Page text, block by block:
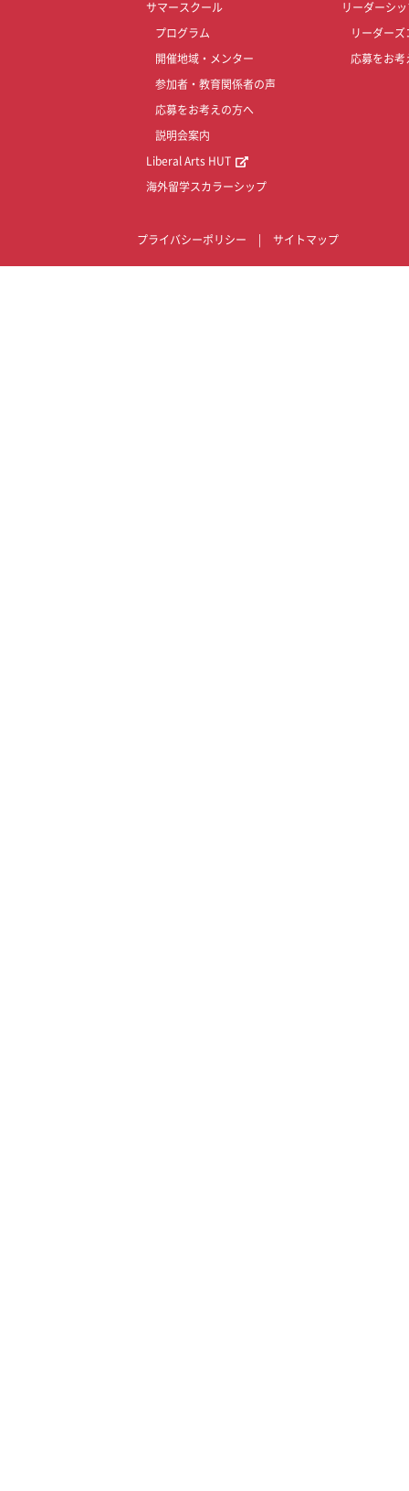
サマースクール
プログラム
開催地域・メンター
参加者・教育関係者の声
応募をお考えの方へ
説明会案内
Liberal Arts HUT
海外留学スカラーシップ
リーダーシ
リーダーズ
応募をお考
プライバシーポリシー サイトマップ